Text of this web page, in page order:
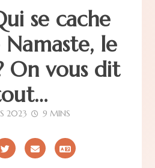
se cache
le
On vous dit
2023 9 MINS